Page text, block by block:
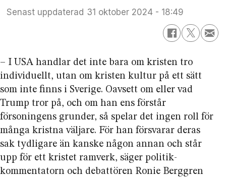
Senast uppdaterad
31 oktober 2024 - 18:49
– I USA handlar det inte bara om kristen tro
individuellt, utan om kristen kultur på ett sätt
som inte finns i Sverige. Oavsett om eller vad
Trump tror på, och om han ens förstår
försoningens grunder, så spelar det ingen roll för
många kristna väljare. För han försvarar deras
sak tydligare än kanske någon annan och står
upp för ett kristet ramverk, säger politik­
kommentatorn och debattören Ronie Berggren